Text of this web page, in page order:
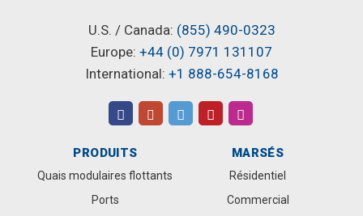
U.S. / Canada: (855) 490-0323
Europe: +44 (0) 7971 131107
International: +1 888-654-8168
PRODUITS
Quais modulaires flottants
Ports
MARSÉS
Résidentiel
Commercial